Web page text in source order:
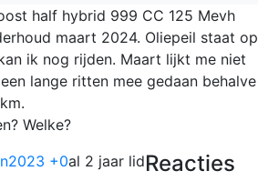
half hybrid 999 CC 125 Mevh
maart 2024. Oliepeil staat op
ik nog rijden. Maart lijkt me niet
lange ritten mee gedaan behalve
Welke?
+0al 2 jaar lidReacties